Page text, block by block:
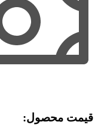
قیمت محصول:​